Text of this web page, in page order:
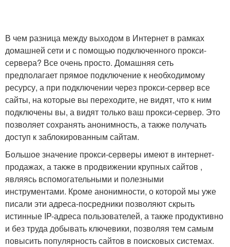
В чем разница между выходом в Интернет в рамках
домашней сети и с помощью подключенного прокси-
сервера? Все очень просто. Домашняя сеть
предполагает прямое подключение к необходимому
ресурсу, а при подключении через прокси-сервер все
сайты, на которые вы переходите, не видят, что к ним
подключены вы, а видят только ваш прокси-сервер. Это
позволяет сохранять анонимность, а также получать
доступ к заблокированным сайтам.
Большое значение прокси-серверы имеют в интернет-
продажах, а также в продвижении крупных сайтов ,
являясь вспомогательными и полезными
инструментами. Кроме анонимности, о которой мы уже
писали эти адреса-посредники позволяют скрыть
истинные IP-адреса пользователей, а также продуктивно
и без труда добывать ключевики, позволяя тем самым
повысить популярность сайтов в поисковых системах.